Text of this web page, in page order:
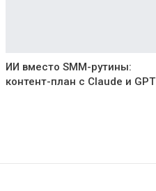
ИИ вместо SMM-рутины:
контент-план с Claude и GPT